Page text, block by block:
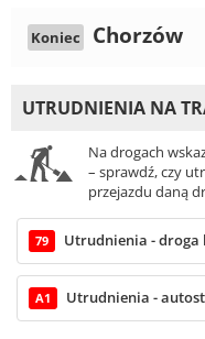
Koniec Chorzów
UTRUDNIENIA NA
Na drogach
– sprawdź, czy
przejazdu daną
79 Utrudnienia - droga
A1 Utrudnienia -